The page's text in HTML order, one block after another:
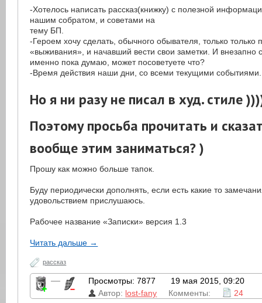
-Хотелось написать рассказ(книжку) с полезной
нашим собратом, и советами на
тему БП.
-Героем хочу сделать, обычного обывателя, только только
«выживания», и начавший вести свои заметки. И внезапно
именно пока думаю, может посоветуете что?
-Время действия наши дни, со всеми текущими событиями.
Но я ни разу не писал в худ. стиле
Поэтому просьба прочитать и
вообще этим заниматься? )
Прошу как можно больше тапок.
Буду периодически дополнять, если есть какие то
удовольствием прислушаюсь.
Рабочее название «Записки» версия 1.3
Читать дальше →
рассказ
— Просмотры: 7877
19 мая 2015, 09:20
Автор: lost-fany Комменты: 24